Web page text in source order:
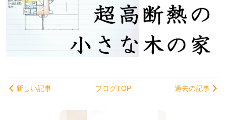
新しい記事 ブログTOP 過去の記事